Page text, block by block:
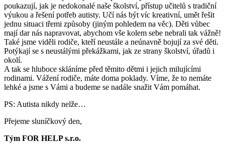
poukazují, jak je nedokonalé naše školství, přístup učitelů s tradiční
výukou a řešení potřeb autisty. Učí nás být víc kreativní, umět řešit
jednu situaci třemi způsoby (jiným pohledem na věc). Děti vůbec
mají dar nás napravovat, abychom vše kolem sebe nebrali tak vážně!
Také jsme viděli rodiče, kteří neustále a neúnavně bojují za své děti.
Potýkají se s neustálými překážkami, jak ze strany školství, úřadů i
okolí.
A tak se hluboce skláníme před těmito dětmi i jejich milujícími
rodinami. Vážení rodiče, máte doma poklady. Víme, že to nemáte
lehké a jsme s Vámi a budeme se nadále snažit Vám pomáhat.
PS: Autista nikdy nelže…
Přejeme sluníčkový den,
Tým FOR HELP s.r.o.